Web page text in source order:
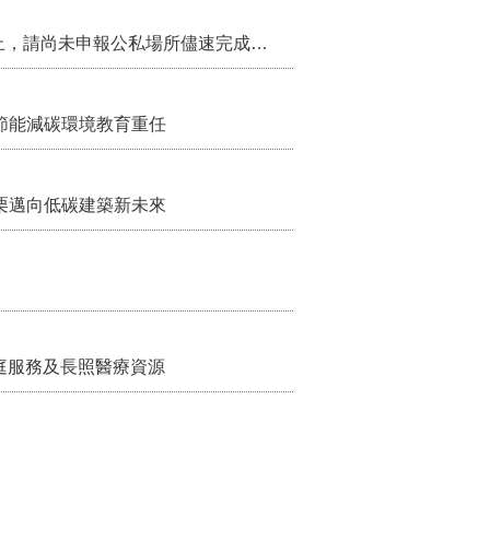
115年第2季固定源空污費申報已於7月底截止，請尚未申報公私場所儘速完成申繳，以免面臨滯納金及罰鍰!
減碳環境教育重任
向低碳建築新未來
服務及長照醫療資源